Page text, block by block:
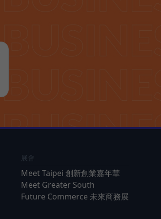
展會
Meet Taipei 創新創業嘉年華
Meet Greater South
Future Commerce 未來商務展